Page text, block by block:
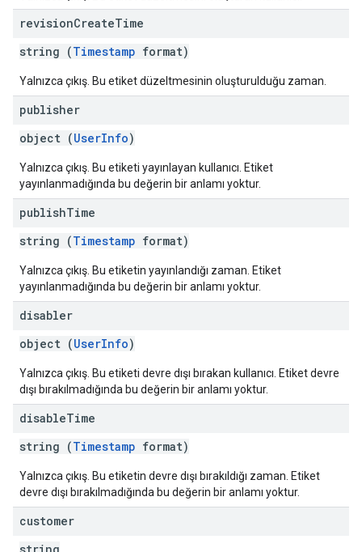
revisionCreateTime
string (Timestamp format)
Yalnızca çıkış. Bu etiket düzeltmesinin oluşturulduğu zaman.
publisher
object (UserInfo)
Yalnızca çıkış. Bu etiketi yayınlayan kullanıcı. Etiket
yayınlanmadığında bu değerin bir anlamı yoktur.
publishTime
string (Timestamp format)
Yalnızca çıkış. Bu etiketin yayınlandığı zaman. Etiket
yayınlanmadığında bu değerin bir anlamı yoktur.
disabler
object (UserInfo)
Yalnızca çıkış. Bu etiketi devre dışı bırakan kullanıcı. Etiket devre
dışı bırakılmadığında bu değerin bir anlamı yoktur.
disableTime
string (Timestamp format)
Yalnızca çıkış. Bu etiketin devre dışı bırakıldığı zaman. Etiket
devre dışı bırakılmadığında bu değerin bir anlamı yoktur.
customer